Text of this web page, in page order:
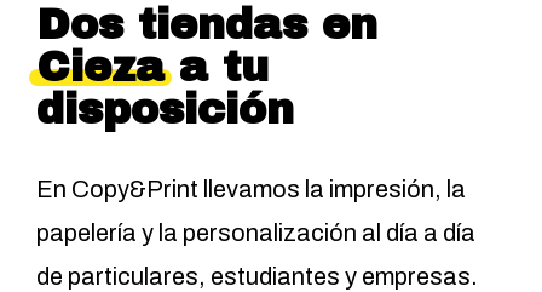
Dos tiendas en
Ciezaa tu
disposición
En Copy&Print llevamos la impresión, la
papelería y la personalización al día a día
de particulares, estudiantes y empresas.